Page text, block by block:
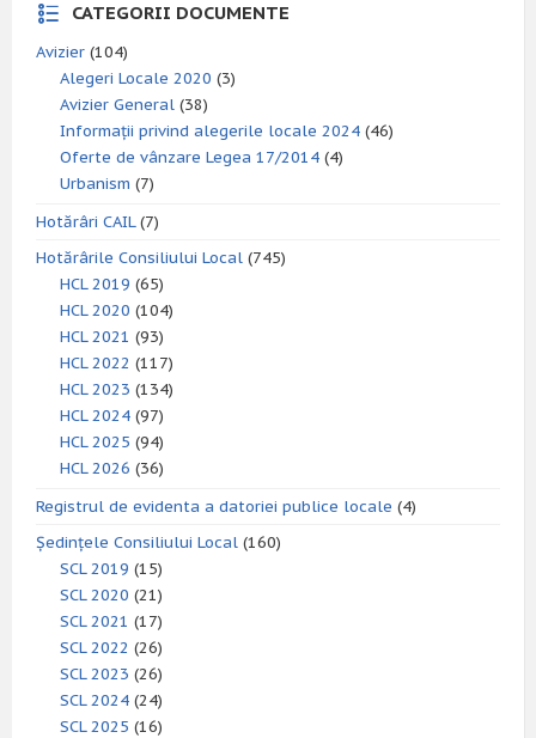
CATEGORII DOCUMENTE
Avizier (104)
Alegeri Locale 2020 (3)
Avizier General (38)
Informații privind alegerile locale 2024 (46)
Oferte de vânzare Legea 17/2014 (4)
Urbanism (7)
Hotărâri CAIL(7)
Hotărârile Consiliului Local (745)
HCL 2019 (65)
HCL 2020 (104)
HCL 2021 (93)
HCL 2022 (117)
HCL 2023 (134)
HCL 2024 (97)
HCL 2025 (94)
HCL 2026 (36)
Registrul de evidenta a datoriei publice locale (4)
Ședințele Consiliului Local (160)
SCL 2019 (15)
SCL 2020 (21)
SCL 2021 (17)
SCL 2022 (26)
SCL 2023 (26)
SCL 2024 (24)
SCL 2025 (16)